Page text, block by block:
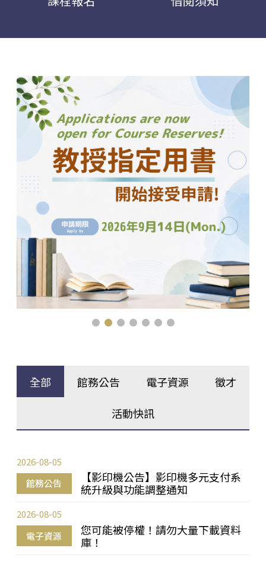
全部 館務公告 電子資源 徵才
活動快訊
館務公告
【影印機公告】影印機多元支付系
統升級與功能調整通知
2026-08-05
電子資源
您可能被停權！請勿大量下載資料
庫！
2026-08-05